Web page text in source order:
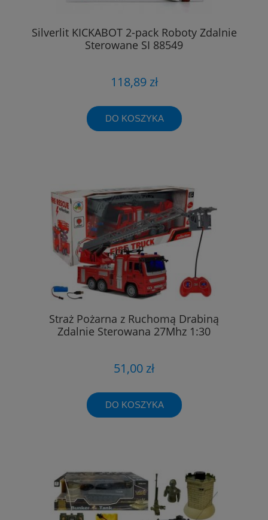
Silverlit KICKABOT 2-pack Roboty Zdalnie
Sterowane SI 88549
118,89 zł
DO KOSZYKA
Straż Pożarna z Ruchomą Drabiną
Zdalnie Sterowana 27Mhz 1:30
51,00 zł
DO KOSZYKA